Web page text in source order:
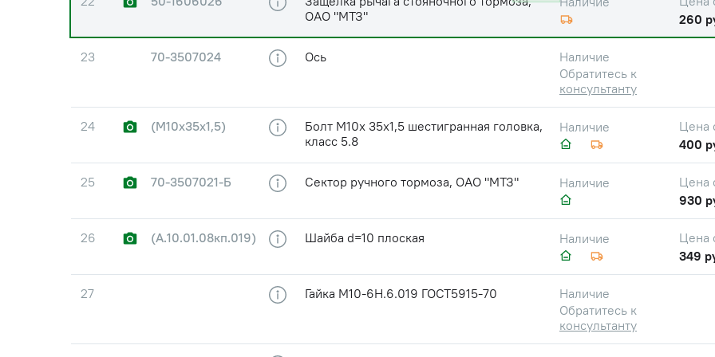
ОАО "МТЗ"
260
23 70-3507024 Ось
Наличие
Обратитесь к
консультанту
24 (М10х35х1,5)
Болт М10х 35х1,5 шестигранная головка,
класс 5.8
Наличие
Цена
400
25 70-3507021-Б Сектор ручного тормоза, ОАО "МТЗ" Наличие
Цена
930
26 (А.10.01.08кп.019) Шайба d=10 плоская Наличие
Цена
349
27 Гайка М10-6Н.6.019 ГОСТ5915-70
Наличие
Обратитесь к
консультанту